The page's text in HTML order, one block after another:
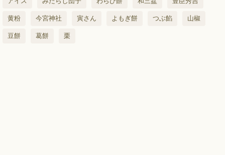
黄粉 今宮神社 寅さん よもぎ餅 つぶ餡 山椒
豆餅 葛餅 栗